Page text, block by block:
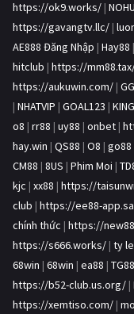
https://ok9.works/ | NOHU
https://gavangtv.llc/ |
AE888 Đăng Nhập | Hay88 |
hitclub | https://
https://aukuwin.com/ |
| NHATVIP | GOAL123 |
o8 | rr88 | uy88 | onbet |
hay.win | QS88 | O8 | go88
CM88 | 8US | Phim Moi |
kjc | xx88 | https://
club | https://ee88-
chính thức | https://
https://s666.works/ | ty
68win | 68win | ea88 | TG88
https://b52-club.us.org/ |
https://xemtiso.com/ |